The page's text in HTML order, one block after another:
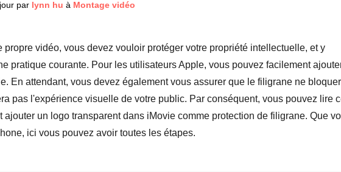
par lynn hu à Montage vidéo
propre vidéo, vous devez vouloir protéger votre propriété intellectuelle, et y
pratique courante. Pour les utilisateurs Apple, vous pouvez facilement
En attendant, vous devez également vous assurer que le filigrane ne
pas l'expérience visuelle de votre public. Par conséquent, vous pouvez lire
ajouter un logo transparent dans iMovie comme protection de filigrane. Que
ici vous pouvez avoir toutes les étapes.